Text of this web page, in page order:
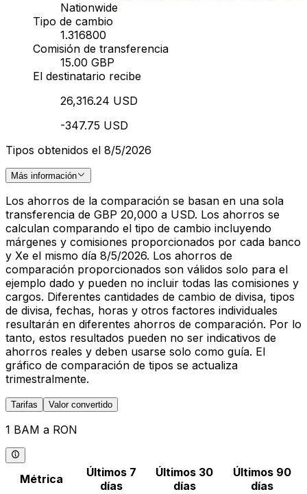
Nationwide
Tipo de cambio
1.316800
Comisión de transferencia
15.00 GBP
El destinatario recibe
26,316.24 USD
-347.75 USD
Tipos obtenidos el 8/5/2026
Más información
Los ahorros de la comparación se basan en una sola
transferencia de GBP 20,000 a USD. Los ahorros se
calculan comparando el tipo de cambio incluyendo
márgenes y comisiones proporcionados por cada banco
y Xe el mismo día 8/5/2026. Los ahorros de
comparación proporcionados son válidos solo para el
ejemplo dado y pueden no incluir todas las comisiones y
cargos. Diferentes cantidades de cambio de divisa, tipos
de divisa, fechas, horas y otros factores individuales
resultarán en diferentes ahorros de comparación. Por lo
tanto, estos resultados pueden no ser indicativos de
ahorros reales y deben usarse solo como guía. El
gráfico de comparación de tipos se actualiza
trimestralmente.
Tarifas Valor convertido
1 BAM a RON
Métrica
Últimos 7
días
Últimos 30
días
Últimos 90
días